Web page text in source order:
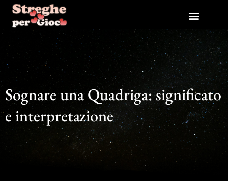
contenuto
Sognare una Quadriga: significato
e interpretazione